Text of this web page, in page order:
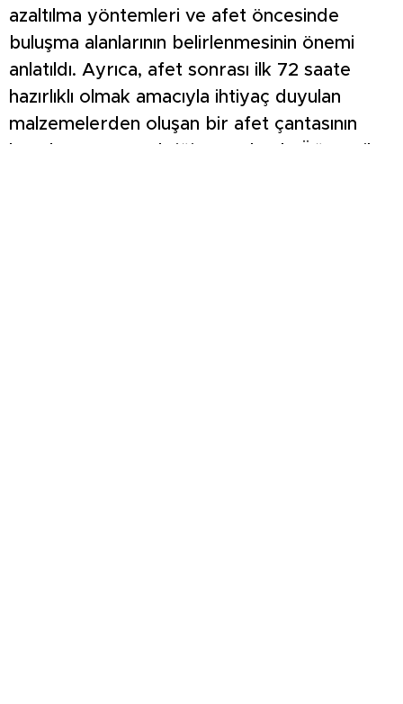
azaltılma yöntemleri ve afet öncesinde
buluşma alanlarının belirlenmesinin önemi
anlatıldı. Ayrıca, afet sonrası ilk 72 saate
hazırlıklı olmak amacıyla ihtiyaç duyulan
malzemelerden oluşan bir afet çantasının